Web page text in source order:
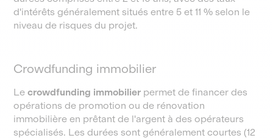
d'intérêts généralement situés entre 5 et 11 % selon le
niveau de risques du projet.
Crowdfunding immobilier
Lecrowdfunding immobilier permet de financer des
opérations de promotion ou de rénovation
immobilière en prêtant de l'argent à des opérateurs
spécialisés. Les durées sont généralement courtes (12